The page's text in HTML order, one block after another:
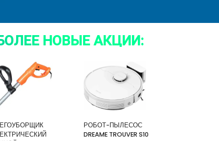
НОВЫЕ АКЦИИ:
РОБОТ-ПЫЛЕСОС
DREAME TROUVER S10